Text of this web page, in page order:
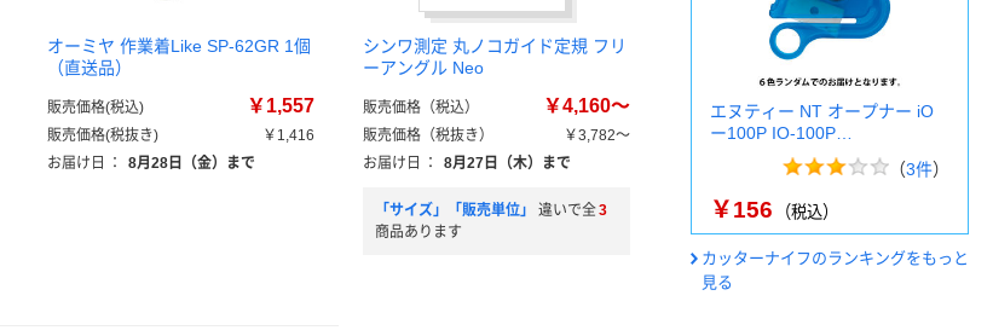
オーミヤ 作業着Like SP-62GR 1個
（直送品）
販売価格(税込) ￥1,557
販売価格(税抜き)
￥1,416
お届け日
： 8月28日（金）まで
シンワ測定 丸ノコガイド定規 フリ
ーアングル Neo
販売価格（税込） ￥4,160～
販売価格（税抜き）
￥3,782～
お届け日
： 8月27日（木）まで
「サイズ」「販売単位」 違いで全3
商品あります
エヌティー NT オープナー iO
ー100P IO-100P…
（3件）
￥156 （税込）
カッターナイフのランキングをもっと
見る